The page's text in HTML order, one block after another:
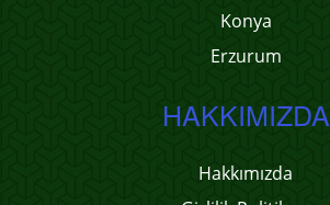
Konya
Erzurum
HAKKIMIZDA
Hakkımızda